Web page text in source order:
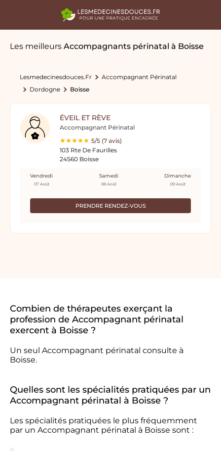
Les meilleurs Accompagnants périnatal à Boisse
Lesmedecinesdouces.fr
Accompagnant Périnatal
Dordogne
Boisse
ÉVEIL ET RÈVE
Accompagnant Périnatal
5/5 (7 avis)
103 Rte De Faurilles
24560 Boisse
PRENDRE RENDEZ-VOUS
Vendredi
07 Août
Samedi
08 Août
Dimanche
09 Août
Combien de thérapeutes exerçant la
profession de Accompagnant périnatal
exercent à Boisse ?
Un seul Accompagnant périnatal consulte à
Boisse.
Quelles sont les spécialités pratiquées par un
Accompagnant périnatal à Boisse ?
Les spécialités pratiquées le plus fréquemment
par un Accompagnant périnatal à Boisse sont :